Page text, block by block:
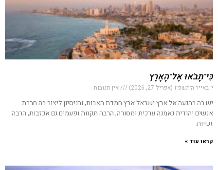
כִּי־תָבֹאוּ אֶל־הָאָרֶץ
י׳ באייר ה׳תשפ״ו (אפריל 27, 2026) אין תגובות
יש בה בהגעה אל ארץ ישראל ארץ חמדת האבות, ובניסיון ליצור בה חברת
אנשים יהודית נאמנה ערכית ומסורה, הרבה תקוות ופעמים גם אכזבות, הרבה
זכויות
קראו עוד »